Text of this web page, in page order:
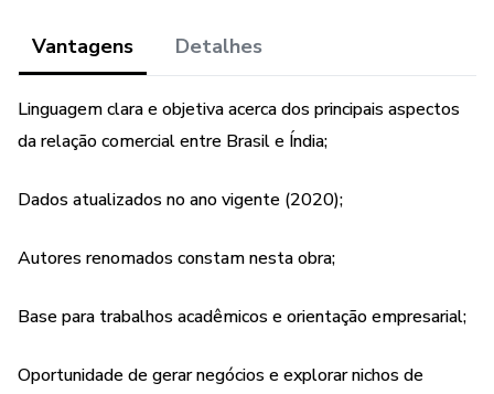
Vantagens Detalhes
Linguagem clara e objetiva acerca dos principais aspectos
da relação comercial entre Brasil e Índia;
Dados atualizados no ano vigente (2020);
Autores renomados constam nesta obra;
Base para trabalhos acadêmicos e orientação empresarial;
Oportunidade de gerar negócios e explorar nichos de